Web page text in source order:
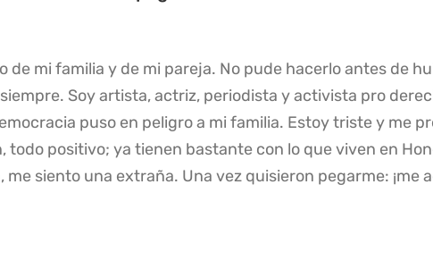
mi familia y de mi pareja. No pude hacerlo antes de
Soy artista, actriz, periodista y activista pro
puso en peligro a mi familia. Estoy triste y me
todo positivo; ya tienen bastante con lo que viven en
siento una extraña. Una vez quisieron pegarme: ¡me